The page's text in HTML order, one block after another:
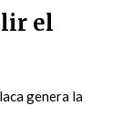
el
genera la